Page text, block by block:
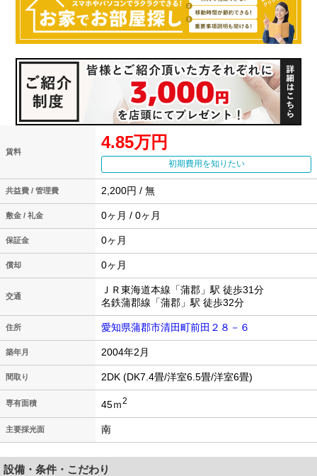
賃料 4.85万円
初期費用を知りたい
共益費 / 管理費 2,200円 / 無
敷金 / 礼金 0ヶ月 / 0ヶ月
保証金 0ヶ月
償却 0ヶ月
交通
ＪＲ東海道本線「蒲郡」駅 徒歩31分
名鉄蒲郡線「蒲郡」駅 徒歩32分
住所 愛知県蒲郡市清田町前田２８－６
築年月 2004年2月
間取り 2DK (DK7.4畳/洋室6.5畳/洋室6畳)
専有面積 45ｍ2
主要採光面 南
設備・条件・こだわり